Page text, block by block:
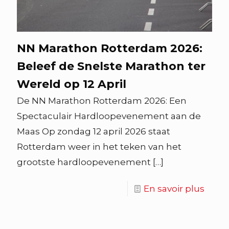
NN Marathon Rotterdam 2026:
Beleef de Snelste Marathon ter
Wereld op 12 April
De NN Marathon Rotterdam 2026: Een
Spectaculair Hardloopevenement aan de
Maas Op zondag 12 april 2026 staat
Rotterdam weer in het teken van het
grootste hardloopevenement […]
En savoir plus